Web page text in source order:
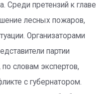
Среди претензий к главе
лесных пожаров,
Организаторами
партии
словам экспертов,
с губернатором.